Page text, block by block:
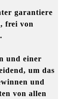
garantiere
frei von
und einer
um das
und
von allen